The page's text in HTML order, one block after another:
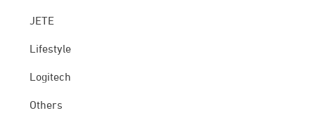
JETE
Lifestyle
Logitech
Others